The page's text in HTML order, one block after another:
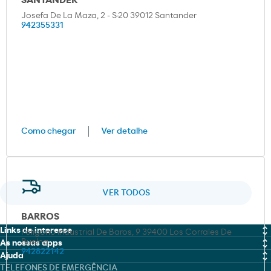
VER TODOS
Josefa De La Maza, 2 - S-20 39012 Santander
942355331
Como chegar Ver detalhe
BARROS
Poligono Industrial De Baros, 9 39400 Los Corrales De
Buelna
942822142
Links de interesse
MOEVE PRO
As nossas apps
Moeve
Ajuda
TELEFONES DE EMERGÊNCIA